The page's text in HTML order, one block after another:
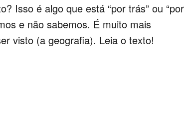
Isso é algo que está “por trás” ou “por
e não sabemos. É muito mais
visto (a geografia). Leia o texto!